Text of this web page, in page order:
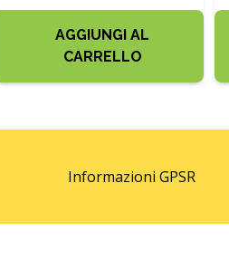
AGGIUNGI AL
CARRELLO
Informazioni GPSR